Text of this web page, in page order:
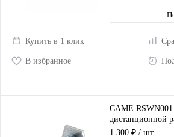
Купить в 1 клик
В избранное
CAME
дистанционной
распашных ворот
1 300 ₽ / шт